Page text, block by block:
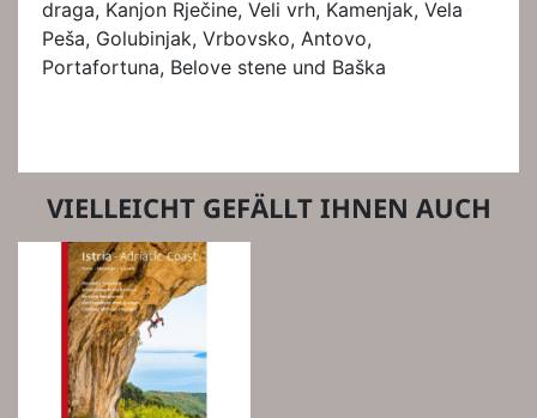
draga, Kanjon Rječine, Veli vrh, Kamenjak, Vela
Peša, Golubinjak, Vrbovsko, Antovo,
Portafortuna, Belove stene und Baška
VIELLEICHT GEFÄLLT IHNEN AUCH